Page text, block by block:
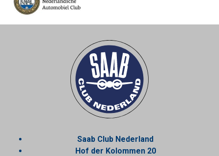
Saab Club Nederland
Hof der Kolommen 20